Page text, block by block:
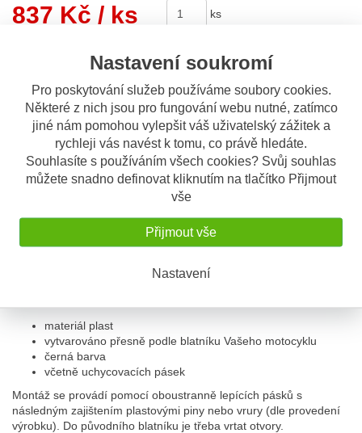
Nastavení soukromí
Pro poskytování služeb používáme soubory cookies.
Některé z nich jsou pro fungování webu nutné, zatímco
jiné nám pomohou vylepšit váš uživatelský zážitek a
rychleji vás navést k tomu, co právě hledáte.
Souhlasíte s používáním všech cookies? Svůj souhlas
můžete snadno definovat kliknutím na tlačítko Přijmout
vše
Přijmout vše
Nastavení
837 Kč / ks ks
Koupit
Sdílet
Popis Odeslat dotaz
Prodloužení předního blatníku
omezuje tím znečištění bloku motoru.
materiál plast
vytvarováno přesně podle blatníku Vašeho motocyklu
černá barva
včetně uchycovacích pásek
Montáž se provádí pomocí oboustranně lepících pásků s
následným zajištením plastovými piny nebo vrury (dle provedení
výrobku). Do původního blatníku je třeba vrtat otvory.